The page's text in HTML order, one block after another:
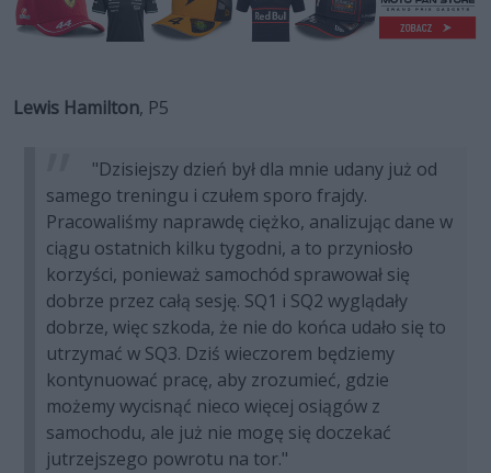
Lewis Hamilton, P5
"Dzisiejszy dzień był dla mnie udany już od
samego treningu i czułem sporo frajdy.
Pracowaliśmy naprawdę ciężko, analizując dane w
ciągu ostatnich kilku tygodni, a to przyniosło
korzyści, ponieważ samochód sprawował się
dobrze przez całą sesję. SQ1 i SQ2 wyglądały
dobrze, więc szkoda, że nie do końca udało się to
utrzymać w SQ3. Dziś wieczorem będziemy
kontynuować pracę, aby zrozumieć, gdzie
możemy wycisnąć nieco więcej osiągów z
samochodu, ale już nie mogę się doczekać
jutrzejszego powrotu na tor."